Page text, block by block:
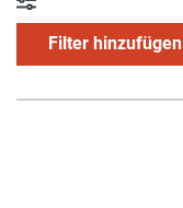
Filter hinzufügen